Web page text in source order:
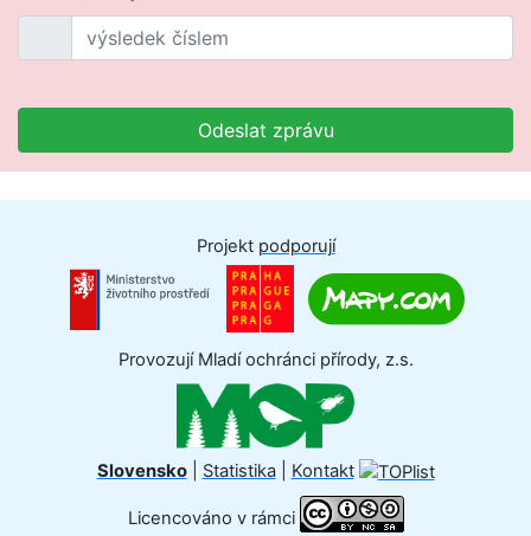
Odeslat zprávu
Projekt podporují
Provozují Mladí ochránci přírody, z.s.
Slovensko| Statistika| Kontakt
Licencováno v rámci